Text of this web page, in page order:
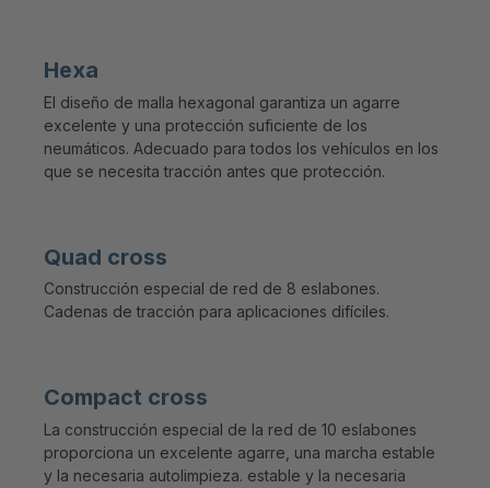
Hexa
El diseño de malla hexagonal garantiza un agarre
excelente y una protección suficiente de los
neumáticos. Adecuado para todos los vehículos en los
que se necesita tracción antes que protección.
Quad cross
Construcción especial de red de 8 eslabones.
Cadenas de tracción para aplicaciones difíciles.
Compact cross
La construcción especial de la red de 10 eslabones
proporciona un excelente agarre, una marcha estable
y la necesaria autolimpieza. estable y la necesaria